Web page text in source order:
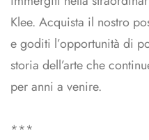
Klee. Acquista il nostro
e goditi l’opportunità di
storia dell’arte che
per anni a venire.
***